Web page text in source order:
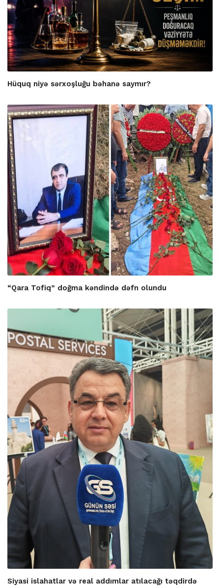
Hüquq niyə sərxoşluğu bəhanə saymır?
“Qara Tofiq” doğma kəndində dəfn olundu
Siyasi islahatlar və real addımlar atılacağı təqdirdə